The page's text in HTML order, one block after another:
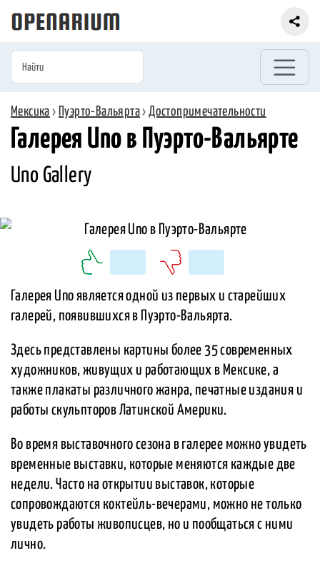
Мексика › Пуэрто-Вальярта›Достопримечательности
Галерея Uno в Пуэрто-Вальярте
Uno Gallery
Галерея Uno является одной из первых и старейших
галерей, появившихся в Пуэрто-Вальярта.
Здесь представлены картины более 35 современных
художников, живущих и работающих в Мексике, а
также плакаты различного жанра, печатные издания и
работы скульпторов Латинской Америки.
Во время выставочного сезона в галерее можно увидеть
временные выставки, которые меняются каждые две
недели. Часто на открытии выставок, которые
сопровождаются коктейль-вечерами, можно не только
увидеть работы живописцев, но и пообщаться с ними
лично.